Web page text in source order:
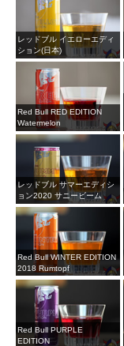
レッドブル イエローエディ
ション(日本)
Red Bull RED EDITION
Watermelon
レッドブル サマーエディシ
ョン2020 サニービーム
Red Bull WINTER EDITION
2018 Rumtopf
Red Bull PURPLE
EDITION